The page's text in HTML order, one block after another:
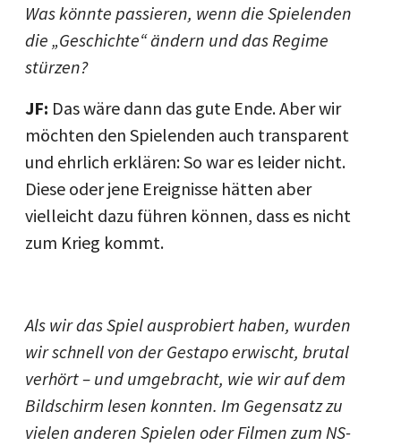
Was könnte passieren, wenn die Spielenden
die „Geschichte“ ändern und das Regime
stürzen?
JF: Das wäre dann das gute Ende. Aber wir
möchten den Spielenden auch transparent
und ehrlich erklären: So war es leider nicht.
Diese oder jene Ereignisse hätten aber
vielleicht dazu führen können, dass es nicht
zum Krieg kommt.
Als wir das Spiel ausprobiert haben, wurden
wir schnell von der Gestapo erwischt, brutal
verhört – und umgebracht, wie wir auf dem
Bildschirm lesen konnten. Im Gegensatz zu
vielen anderen Spielen oder Filmen zum NS-